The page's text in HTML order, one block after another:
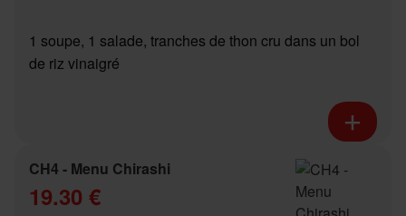
1 soupe, 1 salade, tranches de thon cru dans un bol
de riz vinaigré
CH4 - Menu Chirashi
19.30 €